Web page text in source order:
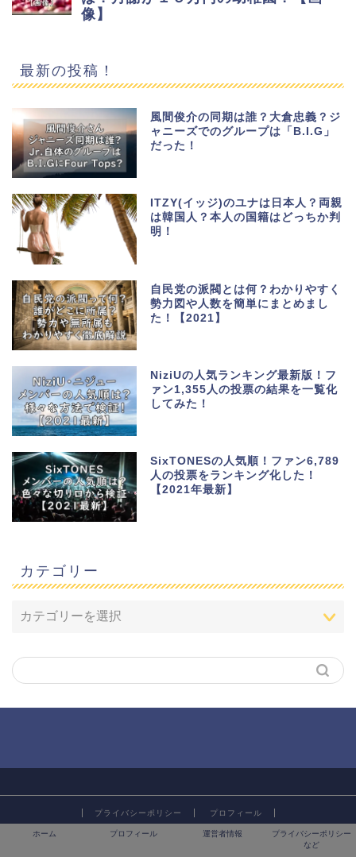
最新の投稿！
風間俊介の同期は誰？大倉忠義？ジ
ャニーズでのグループは「B.I.G」
だった！
ITZY(イッジ)のユナは日本人？両親
は韓国人？本人の国籍はどっちか判
明！
自民党の派閥とは何？わかりやすく
勢力図や人数を簡単にまとめまし
た！【2021】
NiziUの人気ランキング最新版！フ
ァン1,355人の投票の結果を一覧化
してみた！
SixTONESの人気順！ファン6,789
人の投票をランキング化した！
【2021年最新】
カテゴリー
プライバシーポリシー プロフィール
2020–2026 ぷらＬＯＧ
ホーム プロフィール 運営者情報
プライバシーポリシー
など